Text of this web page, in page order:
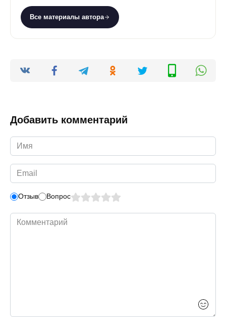
Все материалы автора
Добавить комментарий
Имя
*
Email
*
Отзыв Вопрос
Комментарий